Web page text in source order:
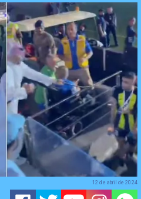
12 de abril de 2024